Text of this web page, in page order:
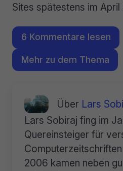
Sites spätestens im April
6 Kommentare lesen
Mehr zu dem Thema
Über Lars
Lars Sobiraj fing im
Quereinsteiger für
2006 kamen neben